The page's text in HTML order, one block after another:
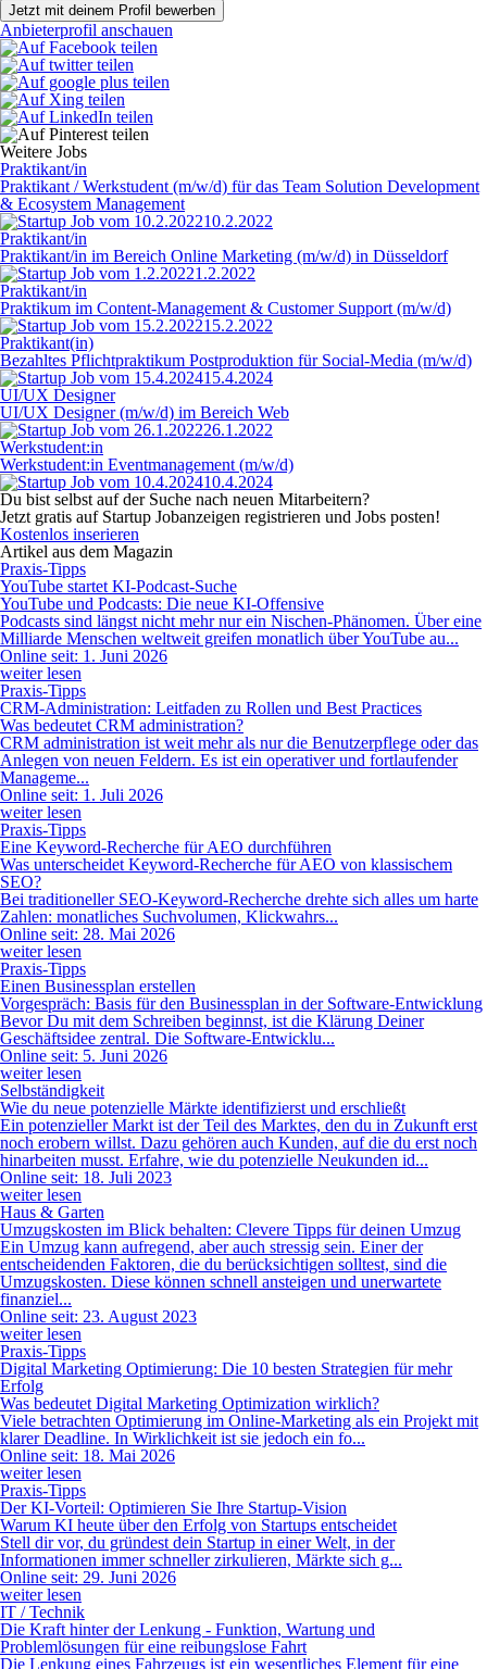
Jetzt mit deinem Profil bewerben
Anbieterprofil anschauen
Weitere Jobs
Prak­ti­kan­t/in
Praktikant / Werkstudent (m/w/d) für das Team Solution Development
& Ecosystem Management
10.2.2022
Prak­ti­kan­t/in
Prak­ti­kan­t/in im Be­reich On­line Mar­ke­ting (m/w/d) in Düsseldorf
1.2.2022
Prak­ti­kan­t/in
Praktikum im Content-Management & Customer Support (m/w/d)
15.2.2022
Praktikant(in)
Bezahltes Pflichtpraktikum Postproduktion für Social-Media (m/w/d)
15.4.2024
UI/UX Designer
UI/UX Designer (m/w/d) im Bereich Web
26.1.2022
Werkstudent:in
Werkstudent:in Eventmanagement (m/w/d)
10.4.2024
Du bist selbst auf der Suche nach neuen Mitarbeitern?
Jetzt gratis auf Startup Jobanzeigen registrieren und Jobs posten!
Kostenlos inserieren
Artikel aus dem Magazin
Praxis-Tipps
YouTube startet KI-Podcast-Suche
YouTube und Podcasts: Die neue KI-Offensive
Podcasts sind längst nicht mehr nur ein Nischen-Phänomen. Über eine
Milliarde Menschen weltweit greifen monatlich über YouTube au...
Online seit: 1. Juni 2026
weiter lesen
Praxis-Tipps
CRM-Administration: Leitfaden zu Rollen und Best Practices
Was bedeutet CRM administration?
CRM administration ist weit mehr als nur die Benutzerpflege oder das
Anlegen von neuen Feldern. Es ist ein operativer und fortlaufender
Manageme...
Online seit: 1. Juli 2026
weiter lesen
Praxis-Tipps
Eine Keyword-Recherche für AEO durchführen
Was unterscheidet Keyword-Recherche für AEO von klassischem
SEO?
Bei traditioneller SEO-Keyword-Recherche drehte sich alles um harte
Zahlen: monatliches Suchvolumen, Klickwahrs...
Online seit: 28. Mai 2026
weiter lesen
Praxis-Tipps
Einen Businessplan erstellen
Vorgespräch: Basis für den Businessplan in der Software-Entwicklung
Bevor Du mit dem Schreiben beginnst, ist die Klärung Deiner
Geschäftsidee zentral. Die Software-Entwicklu...
Online seit: 5. Juni 2026
weiter lesen
Selbständigkeit
Wie du neue potenzielle Märkte identifizierst und erschließt
Ein potenzieller Markt ist der Teil des Marktes, den du in Zukunft erst
noch erobern willst. Dazu gehören auch Kunden, auf die du erst noch
hinarbeiten musst. Erfahre, wie du potenzielle Neukunden id...
Online seit: 18. Juli 2023
weiter lesen
Haus & Garten
Umzugskosten im Blick behalten: Clevere Tipps für deinen Umzug
Ein Umzug kann aufregend, aber auch stressig sein. Einer der
entscheidenden Faktoren, die du berücksichtigen solltest, sind die
Umzugskosten. Diese können schnell ansteigen und unerwartete
finanziel...
Online seit: 23. August 2023
weiter lesen
Praxis-Tipps
Digital Marketing Optimierung: Die 10 besten Strategien für mehr
Erfolg
Was bedeutet Digital Marketing Optimization wirklich?
Viele betrachten Optimierung im Online-Marketing als ein Projekt mit
klarer Deadline. In Wirklichkeit ist sie jedoch ein fo...
Online seit: 18. Mai 2026
weiter lesen
Praxis-Tipps
Der KI-Vorteil: Optimieren Sie Ihre Startup-Vision
Warum KI heute über den Erfolg von Startups entscheidet
Stell dir vor, du gründest dein Startup in einer Welt, in der
Informationen immer schneller zirkulieren, Märkte sich g...
Online seit: 29. Juni 2026
weiter lesen
IT / Technik
Die Kraft hinter der Lenkung - Funktion, Wartung und
Problemlösungen für eine reibungslose Fahrt
Die Lenkung eines Fahrzeugs ist ein wesentliches Element für eine